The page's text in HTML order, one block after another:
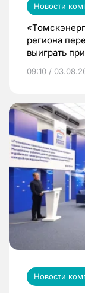
Новости
региона
выиграть
09:10 /
Новости